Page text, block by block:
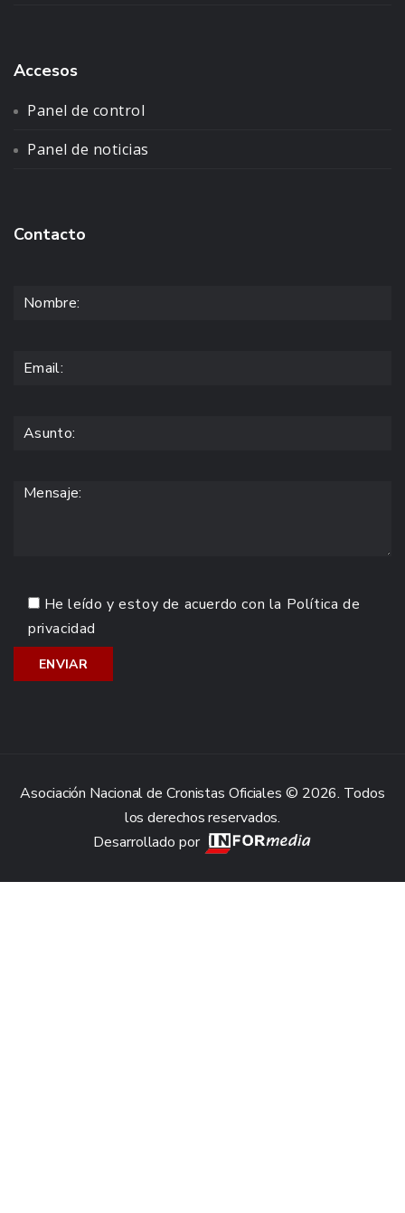
Accesos
Panel de control
Panel de noticias
Contacto
He leído y estoy de acuerdo con la Política de
privacidad
Asociación Nacional de Cronistas Oficiales © 2026. Todos
los derechos reservados.
Desarrollado por